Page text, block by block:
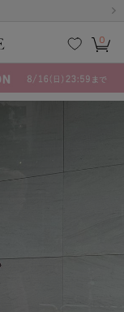
お気
に入
カー
ト
0